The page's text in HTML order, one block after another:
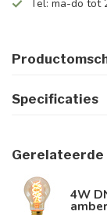
Tel: ma-do tot
Specificaties
Gerelateerde
4W